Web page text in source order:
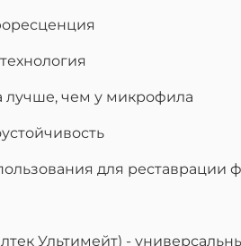
лучше, чем у микрофила
для реставрации
Ультимейт) -